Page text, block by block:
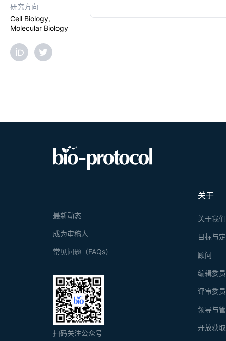
研究方向
Cell Biology,
Molecular Biology
关于
关于我们
目标与
顾问
编辑委
评审委
领导与
开放获
最新动态
成为审稿人
常见问题（FAQs）
扫码关注公众号